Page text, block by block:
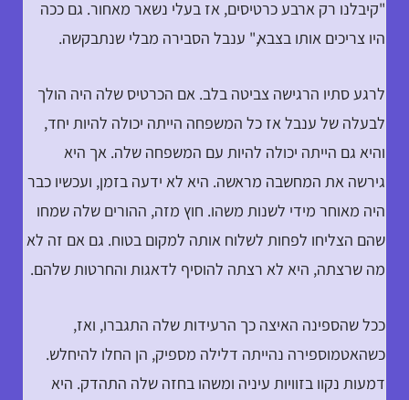
"קיבלנו רק ארבע כרטיסים, אז בעלי נשאר מאחור. גם ככה
היו צריכים אותו בצבא," ענבל הסבירה מבלי שנתבקשה.
לרגע סתיו הרגישה צביטה בלב. אם הכרטיס שלה היה הולך
לבעלה של ענבל אז כל המשפחה הייתה יכולה להיות יחד,
והיא גם הייתה יכולה להיות עם המשפחה שלה. אך היא
גירשה את המחשבה מראשה. היא לא ידעה בזמן, ועכשיו כבר
היה מאוחר מידי לשנות משהו. חוץ מזה, ההורים שלה שמחו
שהם הצליחו לפחות לשלוח אותה למקום בטוח. גם אם זה לא
מה שרצתה, היא לא רצתה להוסיף לדאגות והחרטות שלהם.
ככל שהספינה האיצה כך הרעידות שלה התגברו, ואז,
כשהאטמוספירה נהייתה דלילה מספיק, הן החלו להיחלש.
דמעות נקוו בזוויות עיניה ומשהו בחזה שלה התהדק. היא